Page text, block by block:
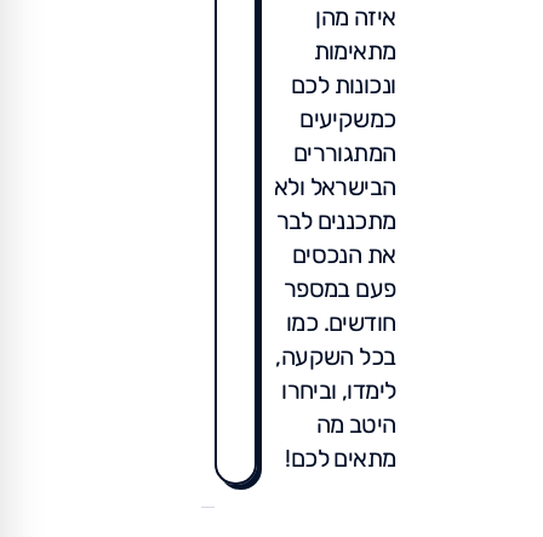
איזה מהן
מתאימות
ונכונות לכם
כמשקיעים
המתגוררים
הבישראל ולא
מתכננים לבר
את הנכסים
פעם במספר
חודשים. כמו
בכל השקעה,
לימדו, וביחרו
היטב מה
מתאים לכם!